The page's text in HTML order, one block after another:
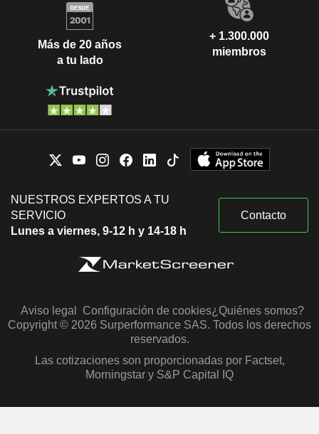
Más de 20 años
a tu lado
+ 1.300.000
miembros
NUESTROS EXPERTOS A TU
SERVICIO
Lunes a viernes, 9-12 h y 14-18 h
Contacto
Aviso legal Configuración de cookies¿Quiénes somos?
Copyright © 2026 Surperformance SAS. Todos los derechos
reservados.
Las cotizaciones son proporcionadas por Factset,
Morningstar y S&P Capital IQ